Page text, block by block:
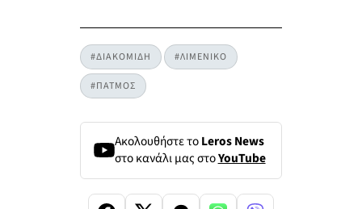
#ΔΙΑΚΟΜΙΔΗ #ΛΙΜΕΝΙΚΟ
#ΠΑΤΜΟΣ
Ακολουθήστε τοLeros News
στο κανάλι μας στοYouTube